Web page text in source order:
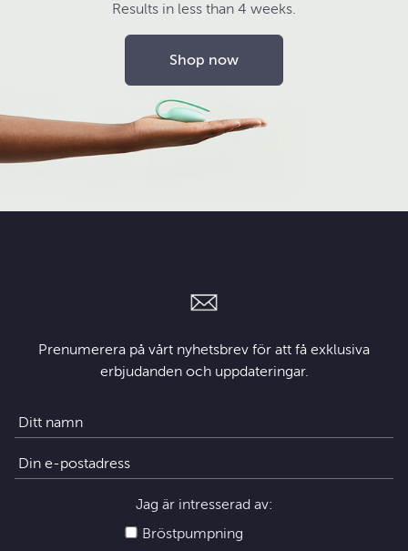
Results in less than 4 weeks.
Shop now
Prenumerera på vårt nyhetsbrev för att få exklusiva
erbjudanden och uppdateringar.
Jag är intresserad av:
Bröstpumpning